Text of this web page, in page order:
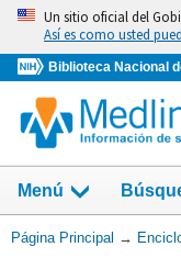
Omita
vaya
al
Contenido
Un sitio oficial del
Así es como usted
Biblioteca Nacional
Menú
Usted
Página Principal →